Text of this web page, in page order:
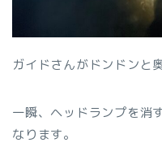
ガイドさんがドンドンと
一瞬、ヘッドランプを消
なります。